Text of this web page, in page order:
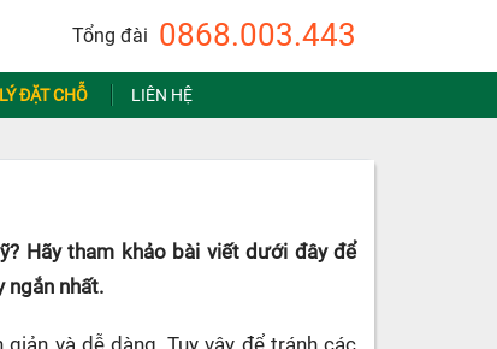
Tổng đài 0868.003.443
ĐẶT CHỖ LIÊN HỆ
Hãy tham khảo bài viết dưới đây để
ngắn nhất.
và dễ dàng. Tuy vậy để tránh các